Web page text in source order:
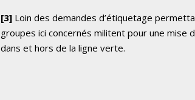
[3] Loin des demandes d’étiquetage
groupes ici concernés militent pour une mise
dans et hors de la ligne verte.